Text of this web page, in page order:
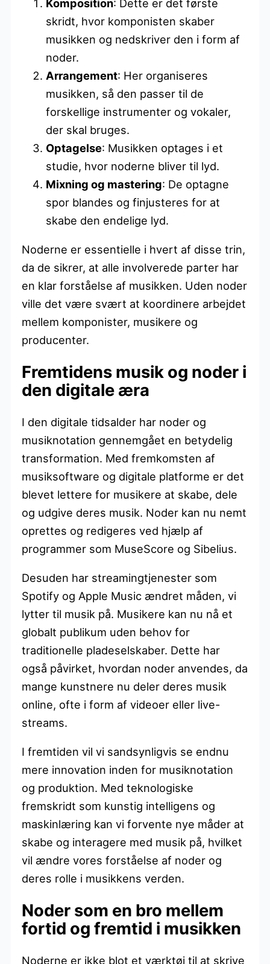
Komposition: Dette er det første
skridt, hvor komponisten skaber
musikken og nedskriver den i form af
noder.
Arrangement: Her organiseres
musikken, så den passer til de
forskellige instrumenter og vokaler,
der skal bruges.
Optagelse: Musikken optages i et
studie, hvor noderne bliver til lyd.
Mixning og mastering: De optagne
spor blandes og finjusteres for at
skabe den endelige lyd.
Noderne er essentielle i hvert af disse trin,
da de sikrer, at alle involverede parter har
en klar forståelse af musikken. Uden noder
ville det være svært at koordinere arbejdet
mellem komponister, musikere og
producenter.
Fremtidens musik og noder i
den digitale æra
I den digitale tidsalder har noder og
musiknotation gennemgået en betydelig
transformation. Med fremkomsten af
musiksoftware og digitale platforme er det
blevet lettere for musikere at skabe, dele
og udgive deres musik. Noder kan nu nemt
oprettes og redigeres ved hjælp af
programmer som MuseScore og Sibelius.
Desuden har streamingtjenester som
Spotify og Apple Music ændret måden, vi
lytter til musik på. Musikere kan nu nå et
globalt publikum uden behov for
traditionelle pladeselskaber. Dette har
også påvirket, hvordan noder anvendes, da
mange kunstnere nu deler deres musik
online, ofte i form af videoer eller live-
streams.
I fremtiden vil vi sandsynligvis se endnu
mere innovation inden for musiknotation
og produktion. Med teknologiske
fremskridt som kunstig intelligens og
maskinlæring kan vi forvente nye måder at
skabe og interagere med musik på, hvilket
vil ændre vores forståelse af noder og
deres rolle i musikkens verden.
Noder som en bro mellem
fortid og fremtid i musikken
Noderne er ikke blot et værktøj til at skrive